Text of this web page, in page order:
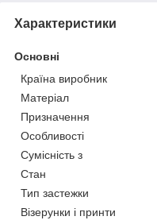
Характеристики
Основні
Країна виробник
Матеріал
Призначення
Особливості
Сумісність з
Стан
Тип застежки
Візерунки і принти